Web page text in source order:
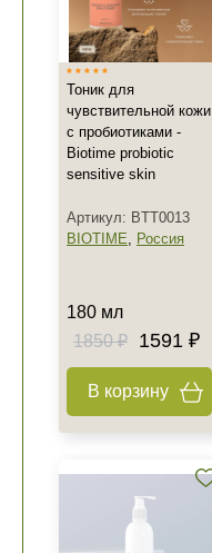
Тоник для
чувствительной кожи
с пробиотиками -
Biotime probiotic
sensitive skin
Артикул: BTT0013
BIOTIME, Россия
180 мл
1850 ₽
1591 ₽
В корзину